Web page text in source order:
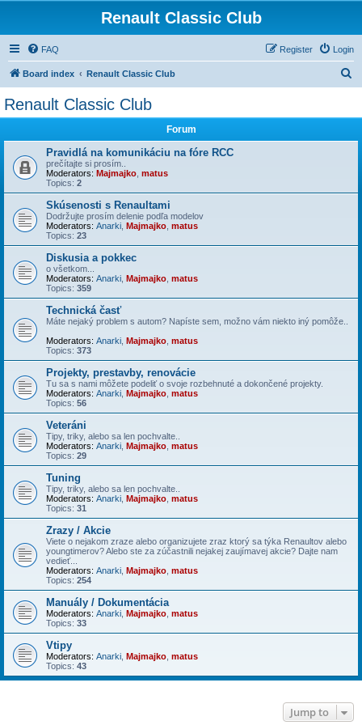
Renault Classic Club
FAQ Login
Register
Board index Renault Classic Club
Renault Classic Club
Forum
Pravidlá na komunikáciu na fóre RCC
prečítajte si prosím..
Moderators: Majmajko matus
Topics: 2
Skúsenosti s Renaultami
Dodržujte prosím delenie podľa modelov
Moderators: Anarki Majmajko matus
Topics: 23
Diskusia a pokkec
o všetkom...
Moderators: Anarki Majmajko matus
Topics: 359
Technická časť
Máte nejaký problem s autom? Napíste sem, možno vám niekto iný pomôže..
Moderators: Anarki Majmajko matus
Topics: 373
Projekty, prestavby, renovácie
Tu sa s nami môžete podeliť o svoje rozbehnuté a dokončené projekty.
Moderators: Anarki Majmajko matus
Topics: 56
Veteráni
Tipy, triky, alebo sa len pochvalte..
Moderators: Anarki Majmajko matus
Topics: 29
Tuning
Tipy, triky, alebo sa len pochvalte..
Moderators: Anarki Majmajko matus
Topics: 31
Zrazy / Akcie
Viete o nejakom zraze alebo organizujete zraz ktorý sa týka Renaultov alebo
youngtimerov? Alebo ste za zúčastnili nejakej zaujímavej akcie? Dajte nam
vedieť...
Moderators: Anarki Majmajko matus
Topics: 254
Manuály / Dokumentácia
Moderators: Anarki Majmajko matus
Topics: 33
Vtipy
Moderators: Anarki Majmajko matus
Topics: 43
Jump to